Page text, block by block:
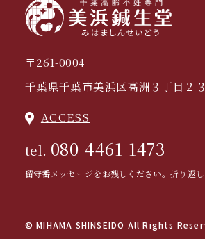
〒261-0004
千葉県千葉市美浜区高洲３丁目２
ACCESS
tel. 080-4461-1473
留守番メッセージをお残しください。折り返し
© MIHAMA SHINSEIDO All Rights